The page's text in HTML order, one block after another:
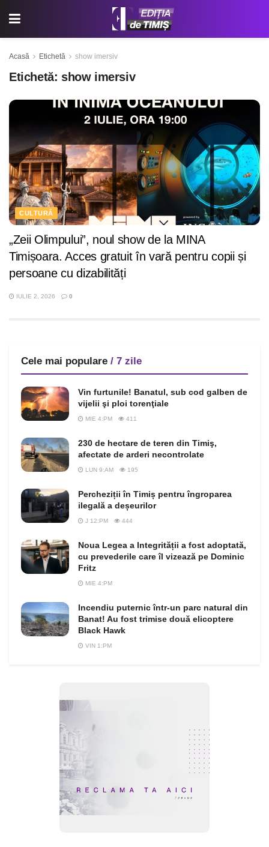
Acasă Etichetă show imersiv
Etichetă: show imersiv
CULTURĂ
„Zeii Olimpului”, noul show de la MINA
Timișoara. Acces gratuit în vară pentru copii și
persoane cu dizabilități
IULIE 2, 2026 0
Cele mai populare / 7 zile
Vin furtunile! Banatul, sub cod galben de
vijelii şi ploi torenţiale
MIE 4:PM 411
230 de hectare de teren din Timiş,
afectate de arderi necontrolate
LUN 9:AM 195
Percheziții în Timiș pentru îngroparea
ilegală a deșeurilor
J 12:PM 444
Noua Legea a Integrității a fost adoptată,
cu prevederile care îl vizează pe Dominic
Fritz
MIE 4:PM
Incendiu puternic într-un parc natural din
Banat! Au fost trimise două elicoptere
Black Hawk
VIN 1:PM